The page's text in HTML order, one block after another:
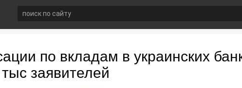
по вкладам в украинских
заявителей